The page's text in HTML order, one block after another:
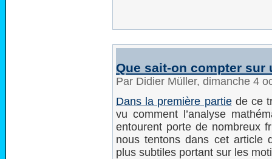
Que sait-on compter sur
Par Didier Müller, dimanche 4
Dans la première partiede ce
vu comment l’analyse
entourent porte de nombreux
nous tentons dans cet article
plus subtiles portant sur les